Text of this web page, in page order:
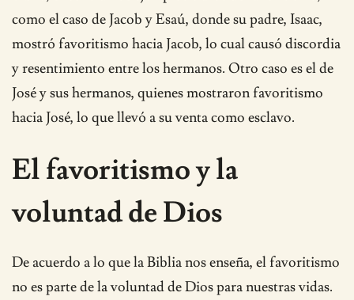
como el caso de Jacob y Esaú, donde su padre, Isaac,
mostró favoritismo hacia Jacob, lo cual causó discordia
y resentimiento entre los hermanos. Otro caso es el de
José y sus hermanos, quienes mostraron favoritismo
hacia José, lo que llevó a su venta como esclavo.
El favoritismo y la
voluntad de Dios
De acuerdo a lo que la Biblia nos enseña, el favoritismo
no es parte de la voluntad de Dios para nuestras vidas.